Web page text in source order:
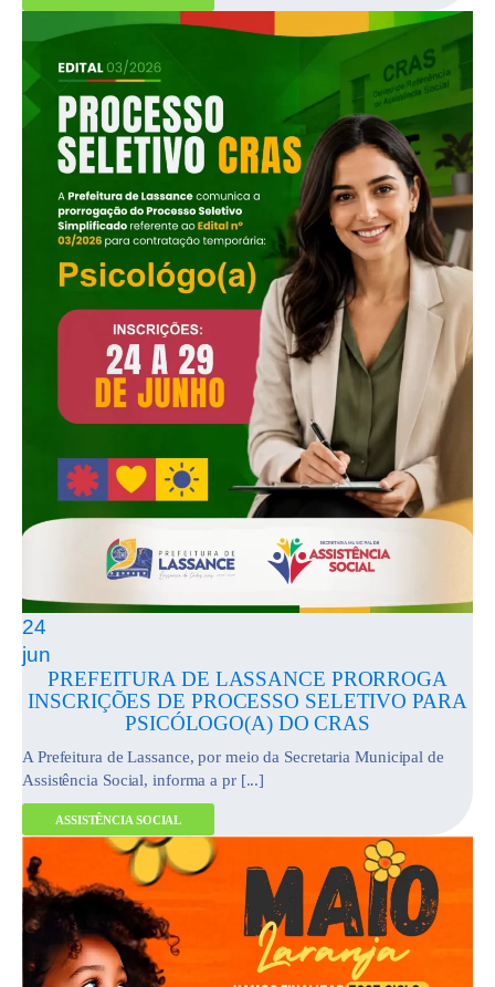
24
jun
PREFEITURA DE LASSANCE PRORROGA
INSCRIÇÕES DE PROCESSO SELETIVO PARA
PSICÓLOGO(A) DO CRAS
A Prefeitura de Lassance, por meio da Secretaria Municipal de
Assistência Social, informa a pr [...]
ASSISTÊNCIA SOCIAL